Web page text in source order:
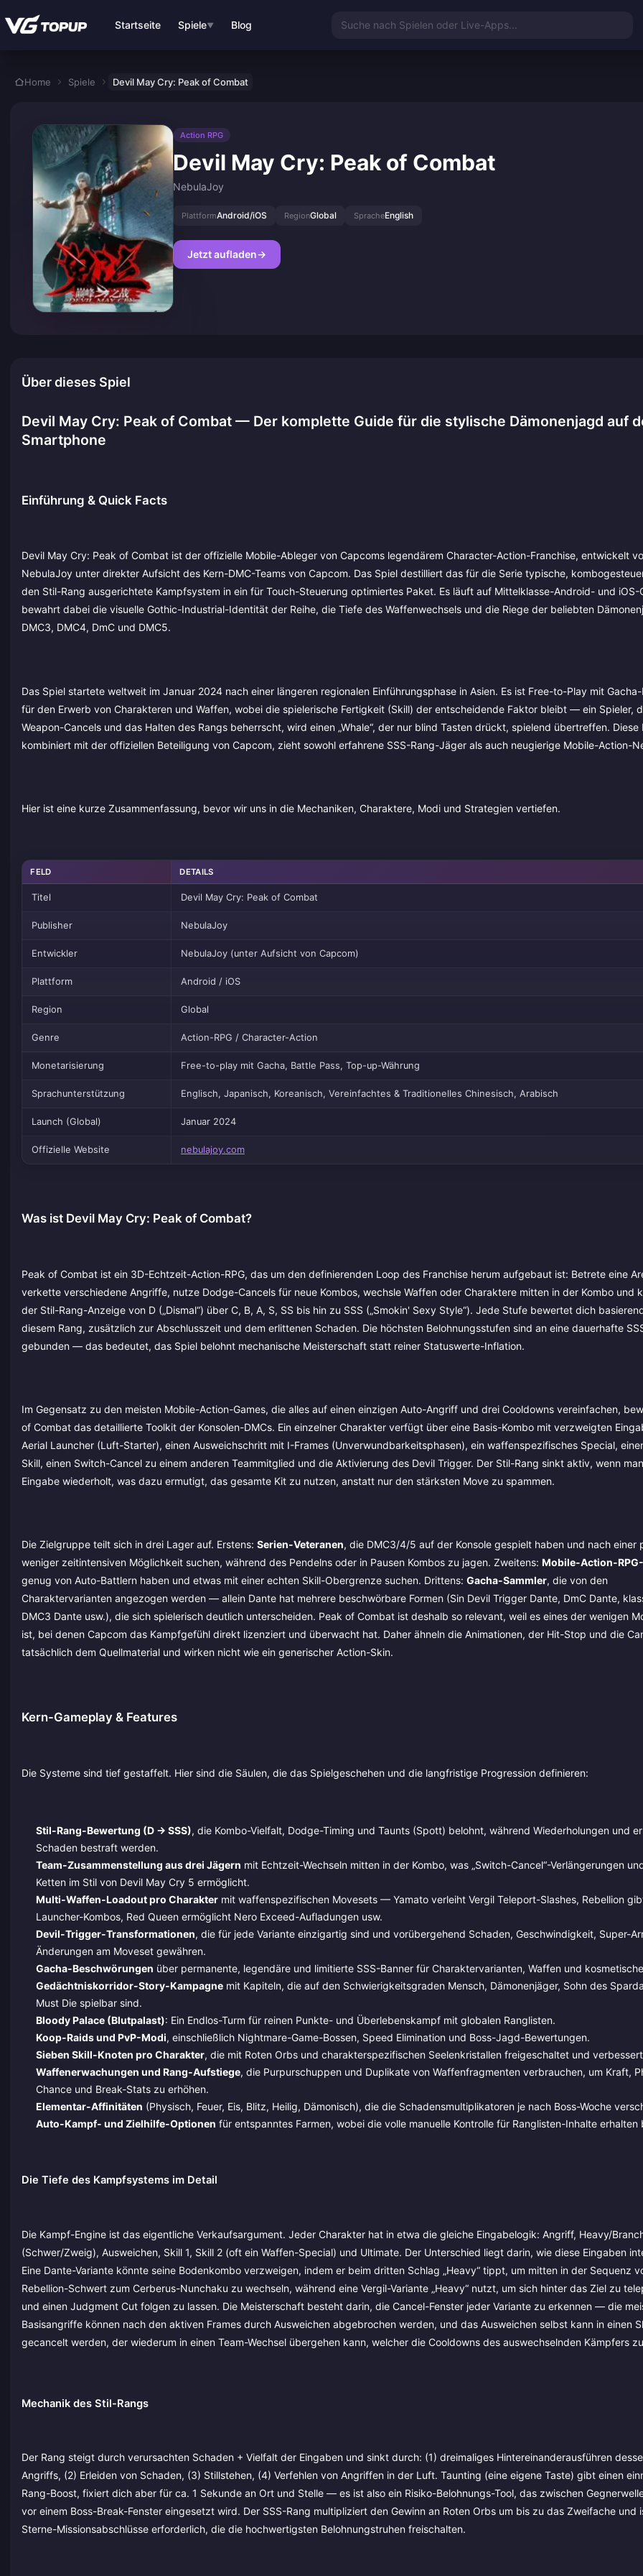
Startseite Spiele▼ Blog Suche nach Spielen oder Live-Apps...
Home Spiele Devil May Cry: Peak of Combat
Action RPG
Devil May Cry: Peak of Combat
NebulaJoy
PlattformAndroid/iOS RegionGlobal SpracheEnglish
Jetzt aufladen→
Über dieses Spiel
Devil May Cry: Peak of Combat — Der komplette Guide für die stylische Dämonenjagd auf
Smartphone
Einführung & Quick Facts
Devil May Cry: Peak of Combat ist der offizielle Mobile-Ableger von Capcoms legendärem Character-Action-Franchise, entwickelt
NebulaJoy unter direkter Aufsicht des Kern-DMC-Teams von Capcom. Das Spiel destilliert das für die Serie typische,
den Stil-Rang ausgerichtete Kampfsystem in ein für Touch-Steuerung optimiertes Paket. Es läuft auf Mittelklasse-Android- und iOS-
bewahrt dabei die visuelle Gothic-Industrial-Identität der Reihe, die Tiefe des Waffenwechsels und die Riege der beliebten
DMC3, DMC4, DmC und DMC5.
Das Spiel startete weltweit im Januar 2024 nach einer längeren regionalen Einführungsphase in Asien. Es ist Free-to-Play mit
für den Erwerb von Charakteren und Waffen, wobei die spielerische Fertigkeit (Skill) der entscheidende Faktor bleibt — ein Spieler,
Weapon-Cancels und das Halten des Rangs beherrscht, wird einen „Whale“, der nur blind Tasten drückt, spielend übertreffen. Diese
kombiniert mit der offiziellen Beteiligung von Capcom, zieht sowohl erfahrene SSS-Rang-Jäger als auch neugierige Mobile-Action-
Hier ist eine kurze Zusammenfassung, bevor wir uns in die Mechaniken, Charaktere, Modi und Strategien vertiefen.
FELD DETAILS
Titel Devil May Cry: Peak of Combat
Publisher NebulaJoy
Entwickler NebulaJoy (unter Aufsicht von Capcom)
Plattform Android / iOS
Region Global
Genre Action-RPG / Character-Action
Monetarisierung Free-to-play mit Gacha, Battle Pass, Top-up-Währung
Sprachunterstützung Englisch, Japanisch, Koreanisch, Vereinfachtes & Traditionelles Chinesisch, Arabisch
Launch (Global) Januar 2024
Offizielle Website nebulajoy.com
Was ist Devil May Cry: Peak of Combat?
Peak of Combat ist ein 3D-Echtzeit-Action-RPG, das um den definierenden Loop des Franchise herum aufgebaut ist: Betrete eine
verkette verschiedene Angriffe, nutze Dodge-Cancels für neue Kombos, wechsle Waffen oder Charaktere mitten in der Kombo und
der Stil-Rang-Anzeige von D („Dismal“) über C, B, A, S, SS bis hin zu SSS („Smokin' Sexy Style“). Jede Stufe bewertet dich
diesem Rang, zusätzlich zur Abschlusszeit und dem erlittenen Schaden. Die höchsten Belohnungsstufen sind an eine dauerhafte
gebunden — das bedeutet, das Spiel belohnt mechanische Meisterschaft statt reiner Statuswerte-Inflation.
Im Gegensatz zu den meisten Mobile-Action-Games, die alles auf einen einzigen Auto-Angriff und drei Cooldowns vereinfachen,
of Combat das detaillierte Toolkit der Konsolen-DMCs. Ein einzelner Charakter verfügt über eine Basis-Kombo mit verzweigten
Aerial Launcher (Luft-Starter), einen Ausweichschritt mit I-Frames (Unverwundbarkeitsphasen), ein waffenspezifisches Special,
Skill, einen Switch-Cancel zu einem anderen Teammitglied und die Aktivierung des Devil Trigger. Der Stil-Rang sinkt aktiv, wenn
Eingabe wiederholt, was dazu ermutigt, das gesamte Kit zu nutzen, anstatt nur den stärksten Move zu spammen.
Die Zielgruppe teilt sich in drei Lager auf. Erstens: Serien-Veteranen, die DMC3/4/5 auf der Konsole gespielt haben und nach einer
weniger zeitintensiven Möglichkeit suchen, während des Pendelns oder in Pausen Kombos zu jagen. Zweitens: Mobile-Action-
genug von Auto-Battlern haben und etwas mit einer echten Skill-Obergrenze suchen. Drittens: Gacha-Sammler, die von den
Charaktervarianten angezogen werden — allein Dante hat mehrere beschwörbare Formen (Sin Devil Trigger Dante, DmC Dante,
DMC3 Dante usw.), die sich spielerisch deutlich unterscheiden. Peak of Combat ist deshalb so relevant, weil es eines der wenigen
ist, bei denen Capcom das Kampfgefühl direkt lizenziert und überwacht hat. Daher ähneln die Animationen, der Hit-Stop und die
tatsächlich dem Quellmaterial und wirken nicht wie ein generischer Action-Skin.
Kern-Gameplay & Features
Die Systeme sind tief gestaffelt. Hier sind die Säulen, die das Spielgeschehen und die langfristige Progression definieren:
Stil-Rang-Bewertung (D → SSS), die Kombo-Vielfalt, Dodge-Timing und Taunts (Spott) belohnt, während Wiederholungen und
Schaden bestraft werden.
Team-Zusammenstellung aus drei Jägern mit Echtzeit-Wechseln mitten in der Kombo, was „Switch-Cancel“-Verlängerungen
Ketten im Stil von Devil May Cry 5 ermöglicht.
Multi-Waffen-Loadout pro Charaktermit waffenspezifischen Movesets — Yamato verleiht Vergil Teleport-Slashes, Rebellion
Launcher-Kombos, Red Queen ermöglicht Nero Exceed-Aufladungen usw.
Devil-Trigger-Transformationen, die für jede Variante einzigartig sind und vorübergehend Schaden, Geschwindigkeit, Super-
Änderungen am Moveset gewähren.
Gacha-Beschwörungen über permanente, legendäre und limitierte SSS-Banner für Charaktervarianten, Waffen und
Gedächtniskorridor-Story-Kampagnemit Kapiteln, die auf den Schwierigkeitsgraden Mensch, Dämonenjäger, Sohn des
Must Die spielbar sind.
Bloody Palace (Blutpalast): Ein Endlos-Turm für reinen Punkte- und Überlebenskampf mit globalen Ranglisten.
Koop-Raids und PvP-Modi, einschließlich Nightmare-Game-Bossen, Speed Elimination und Boss-Jagd-Bewertungen.
Sieben Skill-Knoten pro Charakter, die mit Roten Orbs und charakterspezifischen Seelenkristallen freigeschaltet und
Waffenerwachungen und Rang-Aufstiege, die Purpurschuppen und Duplikate von Waffenfragmenten verbrauchen, um Kraft,
Chance und Break-Stats zu erhöhen.
Elementar-Affinitäten (Physisch, Feuer, Eis, Blitz, Heilig, Dämonisch), die die Schadensmultiplikatoren je nach Boss-Woche
Auto-Kampf- und Zielhilfe-Optionen für entspanntes Farmen, wobei die volle manuelle Kontrolle für Ranglisten-Inhalte erhalten
Die Tiefe des Kampfsystems im Detail
Die Kampf-Engine ist das eigentliche Verkaufsargument. Jeder Charakter hat in etwa die gleiche Eingabelogik: Angriff, Heavy/
(Schwer/Zweig), Ausweichen, Skill 1, Skill 2 (oft ein Waffen-Special) und Ultimate. Der Unterschied liegt darin, wie diese Eingaben
Eine Dante-Variante könnte seine Bodenkombo verzweigen, indem er beim dritten Schlag „Heavy“ tippt, um mitten in der Sequenz
Rebellion-Schwert zum Cerberus-Nunchaku zu wechseln, während eine Vergil-Variante „Heavy“ nutzt, um sich hinter das Ziel zu
und einen Judgment Cut folgen zu lassen. Die Meisterschaft besteht darin, die Cancel-Fenster jeder Variante zu erkennen — die
Basisangriffe können nach den aktiven Frames durch Ausweichen abgebrochen werden, und das Ausweichen selbst kann in einen
gecancelt werden, der wiederum in einen Team-Wechsel übergehen kann, welcher die Cooldowns des auswechselnden Kämpfers
Mechanik des Stil-Rangs
Der Rang steigt durch verursachten Schaden + Vielfalt der Eingaben und sinkt durch: (1) dreimaliges Hintereinanderausführen
Angriffs, (2) Erleiden von Schaden, (3) Stillstehen, (4) Verfehlen von Angriffen in der Luft. Taunting (eine eigene Taste) gibt einen
Rang-Boost, fixiert dich aber für ca. 1 Sekunde an Ort und Stelle — es ist also ein Risiko-Belohnungs-Tool, das zwischen
vor einem Boss-Break-Fenster eingesetzt wird. Der SSS-Rang multipliziert den Gewinn an Roten Orbs um bis zu das Zweifache und
Sterne-Missionsabschlüsse erforderlich, die die hochwertigsten Belohnungstruhen freischalten.